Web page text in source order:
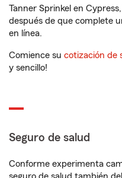
Tanner Sprinkel en
después de que complete
en línea.
Comience su cotización de
y sencillo!
Seguro de salud
Conforme experimenta